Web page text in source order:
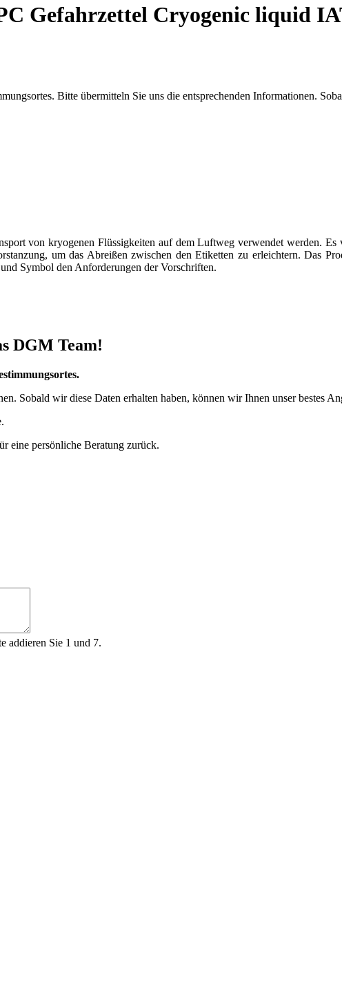
Gefahrzettel Cryogenic liquid
Bitte übermitteln Sie uns die entsprechenden Informationen.
von kryogenen Flüssigkeiten auf dem Luftweg verwendet werden.
um das Abreißen zwischen den Etiketten zu erleichtern. Das
Symbol den Anforderungen der Vorschriften.
DGM Team!
Sobald wir diese Daten erhalten haben, können wir Ihnen unser bestes
eine persönliche Beratung zurück.
addieren Sie 1 und 7.